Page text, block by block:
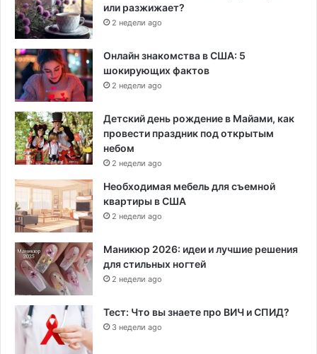
или разжижает?
2 недели ago
Онлайн знакомства в США: 5
шокирующих фактов
2 недели ago
Детский день рождение в Майами, как
провести праздник под открытым
небом
2 недели ago
Необходимая мебель для съемной
квартиры в США
2 недели ago
Маникюр 2026: идеи и лучшие решения
для стильных ногтей
2 недели ago
Тест: Что вы знаете про ВИЧ и СПИД?
3 недели ago